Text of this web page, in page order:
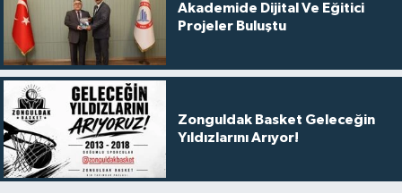
Akademide Dijital Ve Eğitici
Projeler Buluştu
Zonguldak Basket Geleceğin
Yıldızlarını Arıyor!